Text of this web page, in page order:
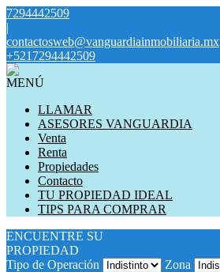
7294442509
|
contactosweb@vanguardiainmobiliaria.mx
+5217294442509
MENÚ
LLAMAR
ASESORES VANGUARDIA
Venta
Renta
Propiedades
Contacto
TU PROPIEDAD IDEAL
TIPS PARA COMPRAR
ENCUENTRE SU
PROPIEDAD
Tipo de Operación
Zona